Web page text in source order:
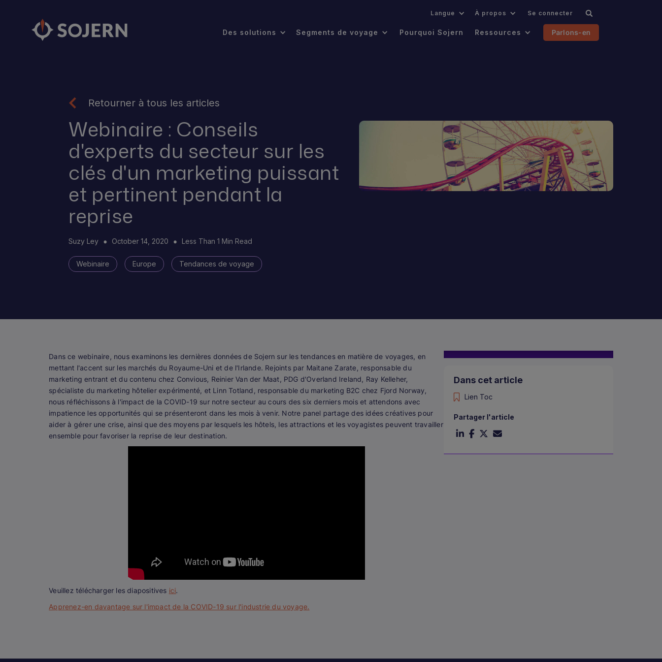
Langue À propos Se connecter
Des solutions Segments de voyage Pourquoi Sojern Ressources Parlons-en
Retourner à tous les articles
Webinaire : Conseils
d'experts du secteur sur les
clés d'un marketing puissant
et pertinent pendant la
reprise
Suzy Ley October 14, 2020 Less Than 1 Min Read
Webinaire Europe Tendances de voyage
Dans ce webinaire, nous examinons les dernières données de Sojern sur les tendances en matière de voyages, en
mettant l'accent sur les marchés du Royaume-Uni et de l'Irlande. Rejoints par Maitane Zarate, responsable du
marketing entrant et du contenu chez Convious, Reinier Van der Maat, PDG d'Overland Ireland, Ray Kelleher,
spécialiste du marketing hôtelier expérimenté, et Linn Totland, responsable du marketing B2C chez Fjord Norway,
nous réfléchissons à l'impact de la COVID-19 sur notre secteur au cours des six derniers mois et attendons avec
impatience les opportunités qui se présenteront dans les mois à venir. Notre panel partage des idées créatives pour
aider à gérer une crise, ainsi que des moyens par lesquels les hôtels, les attractions et les voyagistes peuvent travailler
ensemble pour favoriser la reprise de leur destination.
Veuillez télécharger les diapositives ici.
Apprenez-en davantage sur l'impact de la COVID-19 sur l'industrie du voyage.
Dans cet article
Lien Toc
Partager l'article